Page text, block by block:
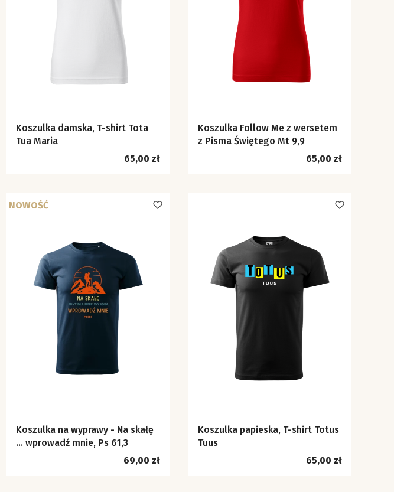
Koszulka damska, T-shirt Tota
Tua Maria
Cena
65,00 zł
Koszulka Follow Me z wersetem
z Pisma Świętego Mt 9,9
Cena
65,00 zł
NOWOŚĆ
Koszulka na wyprawy - Na skałę
... wprowadź mnie, Ps 61,3
Cena
69,00 zł
Koszulka papieska, T-shirt Totus
Tuus
Cena
65,00 zł